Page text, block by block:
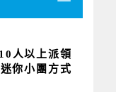
人以上派領
你小團方式